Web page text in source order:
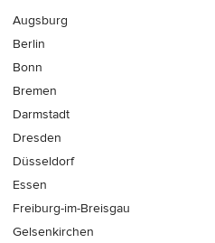
Augsburg
Berlin
Bonn
Bremen
Darmstadt
Dresden
Düsseldorf
Essen
Freiburg-im-Breisgau
Gelsenkirchen